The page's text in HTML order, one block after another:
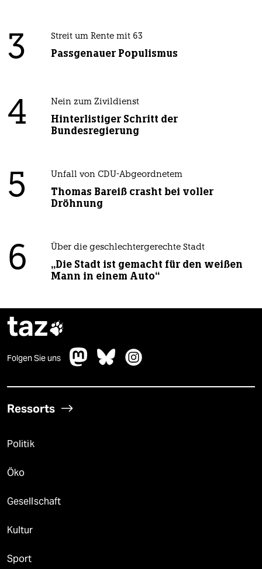
3 Streit um Rente mit 63
Passgenauer Populismus
4 Nein zum Zivildienst
Hinterlistiger Schritt der
Bundesregierung
5 Unfall von CDU-Abgeordnetem
Thomas Bareiß crasht bei voller
Dröhnung
6 Über die geschlechtergerechte Stadt
„Die Stadt ist gemacht für den weißen
Mann in einem Auto“
taz
Folgen Sie uns
Ressorts
Politik
Öko
Gesellschaft
Kultur
Sport